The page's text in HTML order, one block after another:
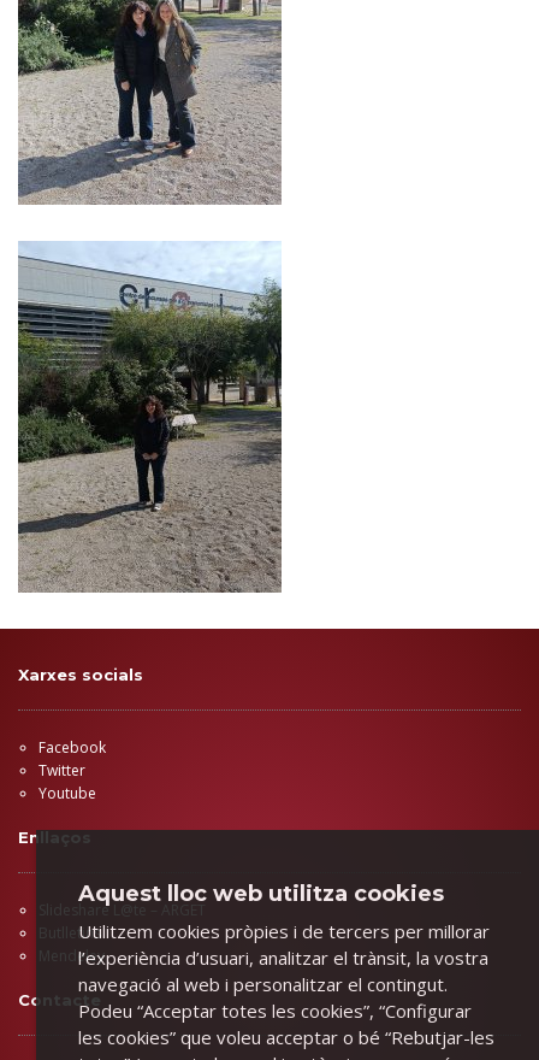
Xarxes socials
Facebook
Twitter
Youtube
Enllaços
Slideshare L@te – ARGET
Butlletins
Mendeley
Contacte
Aquest lloc web utilitza cookies
Utilitzem cookies pròpies i de tercers per millorar
l’experiència d’usuari, analitzar el trànsit, la vostra
navegació al web i personalitzar el contingut.
Podeu “Acceptar totes les cookies”, “Configurar
les cookies” que voleu acceptar o bé “Rebutjar-les